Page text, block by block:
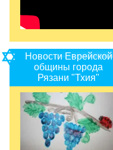
Новости Еврейской
общины города
Рязани "Тхия"